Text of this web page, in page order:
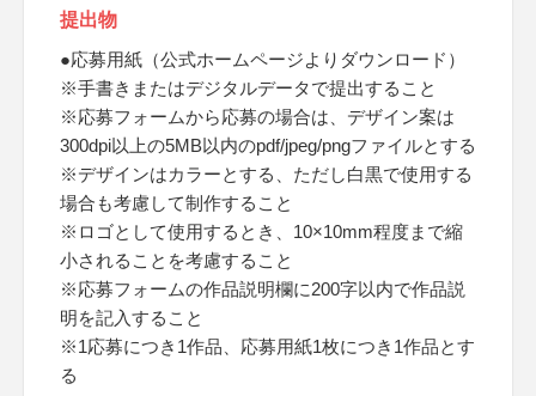
提出物
●応募用紙（公式ホームページよりダウンロード）
※手書きまたはデジタルデータで提出すること
※応募フォームから応募の場合は、デザイン案は
300dpi以上の5MB以内のpdf/jpeg/pngファイルとする
※デザインはカラーとする、ただし白黒で使用する
場合も考慮して制作すること
※ロゴとして使用するとき、10×10mm程度まで縮
小されることを考慮すること
※応募フォームの作品説明欄に200字以内で作品説
明を記入すること
※1応募につき1作品、応募用紙1枚につき1作品とす
る